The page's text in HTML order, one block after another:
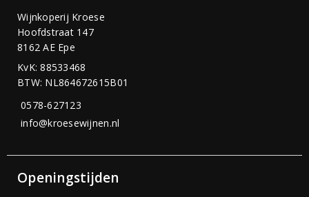
Wijnkoperij Kroese
Hoofdstraat 147
8162 AE Epe
KvK: 88533468
BTW: NL864672615B01
0578-627123
info@kroesewijnen.nl
Openingstijden